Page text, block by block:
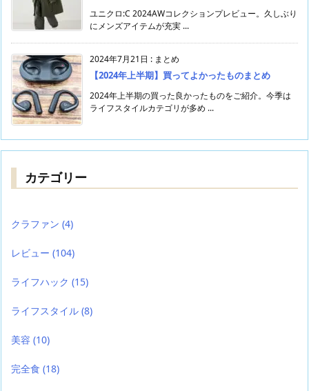
ユニクロ:C 2024AWコレクションプレビュー。久しぶり
にメンズアイテムが充実 ...
2024年7月21日 : まとめ
【2024年上半期】買ってよかったものまとめ
2024年上半期の買った良かったものをご紹介。今季は
ライフスタイルカテゴリが多め ...
カテゴリー
クラファン (4)
レビュー (104)
ライフハック (15)
ライフスタイル (8)
美容 (10)
完全食 (18)